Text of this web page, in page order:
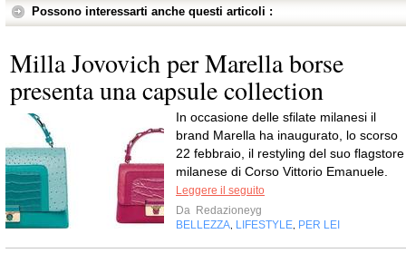
Possono interessarti anche questi articoli :
Milla Jovovich per Marella borse
presenta una capsule collection
In occasione delle sfilate milanesi il
brand Marella ha inaugurato, lo scorso
22 febbraio, il restyling del suo flagstore
milanese di Corso Vittorio Emanuele.
Leggere il seguito
Da Redazioneyg
BELLEZZA LIFESTYLE PER LEI